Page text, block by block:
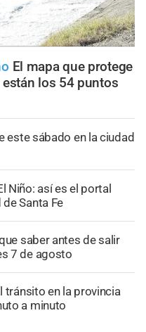
El mapa que protege
están los 54 puntos
este sábado en la ciudad
Niño: así es el portal
Santa Fe
saber antes de salir
7 de agosto
tránsito en la provincia
a minuto